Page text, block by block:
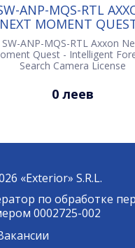
ANP-MQS-RTL
NEXT MOMENT
INTELLIGENT
CAMERA
SW-ANP-MQS-RTL Axxon
Quest - Intelligent
Search Camera License
0 леев
«Exterior» S.R.L.
по обработке
0002725-002